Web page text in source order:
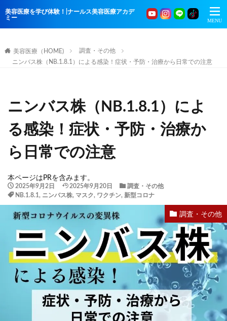
美容医療を学び体験！|ナールス美容医療アカデ
ミー
美容医療（HOME)
調査・その他
ニンバス株（NB.1.8.1）による感染！症状・予防・治療から日常での注意
ニンバス株（NB.1.8.1）によ
る感染！症状・予防・治療か
ら日常での注意
本ページはPRを含みます。
2025年9月2日 2025年9月20日
調査・その他
NB.1.8.1, ニンバス株, マスク, ワクチン, 新型コロナ
調査・その他